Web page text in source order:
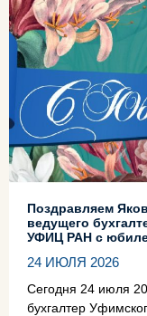
Поздравляем
ведущего
УФИЦ РАН с
24 ИЮЛЯ 2026
Сегодня 24 июля
бухгалтер